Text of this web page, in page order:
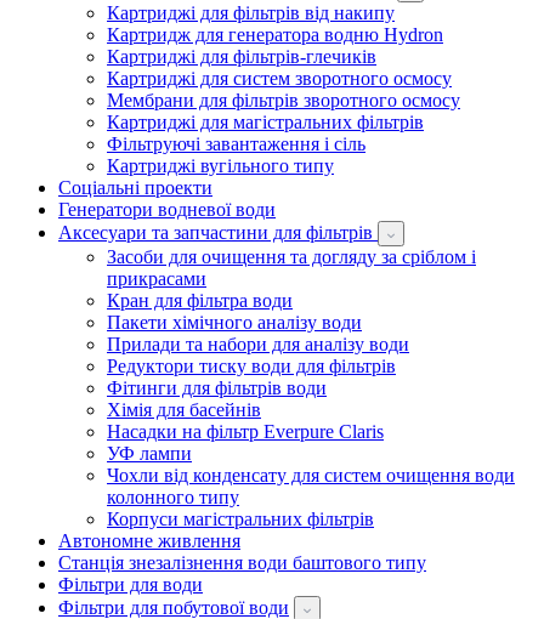
Картриджі для фільтрів від накипу
Картридж для генератора водню Hydron
Картриджі для фільтрів-глечиків
Картриджі для систем зворотного осмосу
Мембрани для фільтрів зворотного осмосу
Картриджі для магістральних фільтрів
Фільтруючі завантаження і сіль
Картриджі вугільного типу
Соціальні проекти
Генератори водневої води
Аксесуари та запчастини для фільтрів
Засоби для очищення та догляду за сріблом і
прикрасами
Кран для фільтра води
Пакети хімічного аналізу води
Прилади та набори для аналізу води
Редуктори тиску води для фільтрів
Фітинги для фільтрів води
Хімія для басейнів
Насадки на фільтр Everpure Claris
УФ лампи
Чохли від конденсату для систем очищення води
колонного типу
Корпуси магістральних фільтрів
Автономне живлення
Станція знезалізнення води баштового типу
Фільтри для води
Фільтри для побутової води